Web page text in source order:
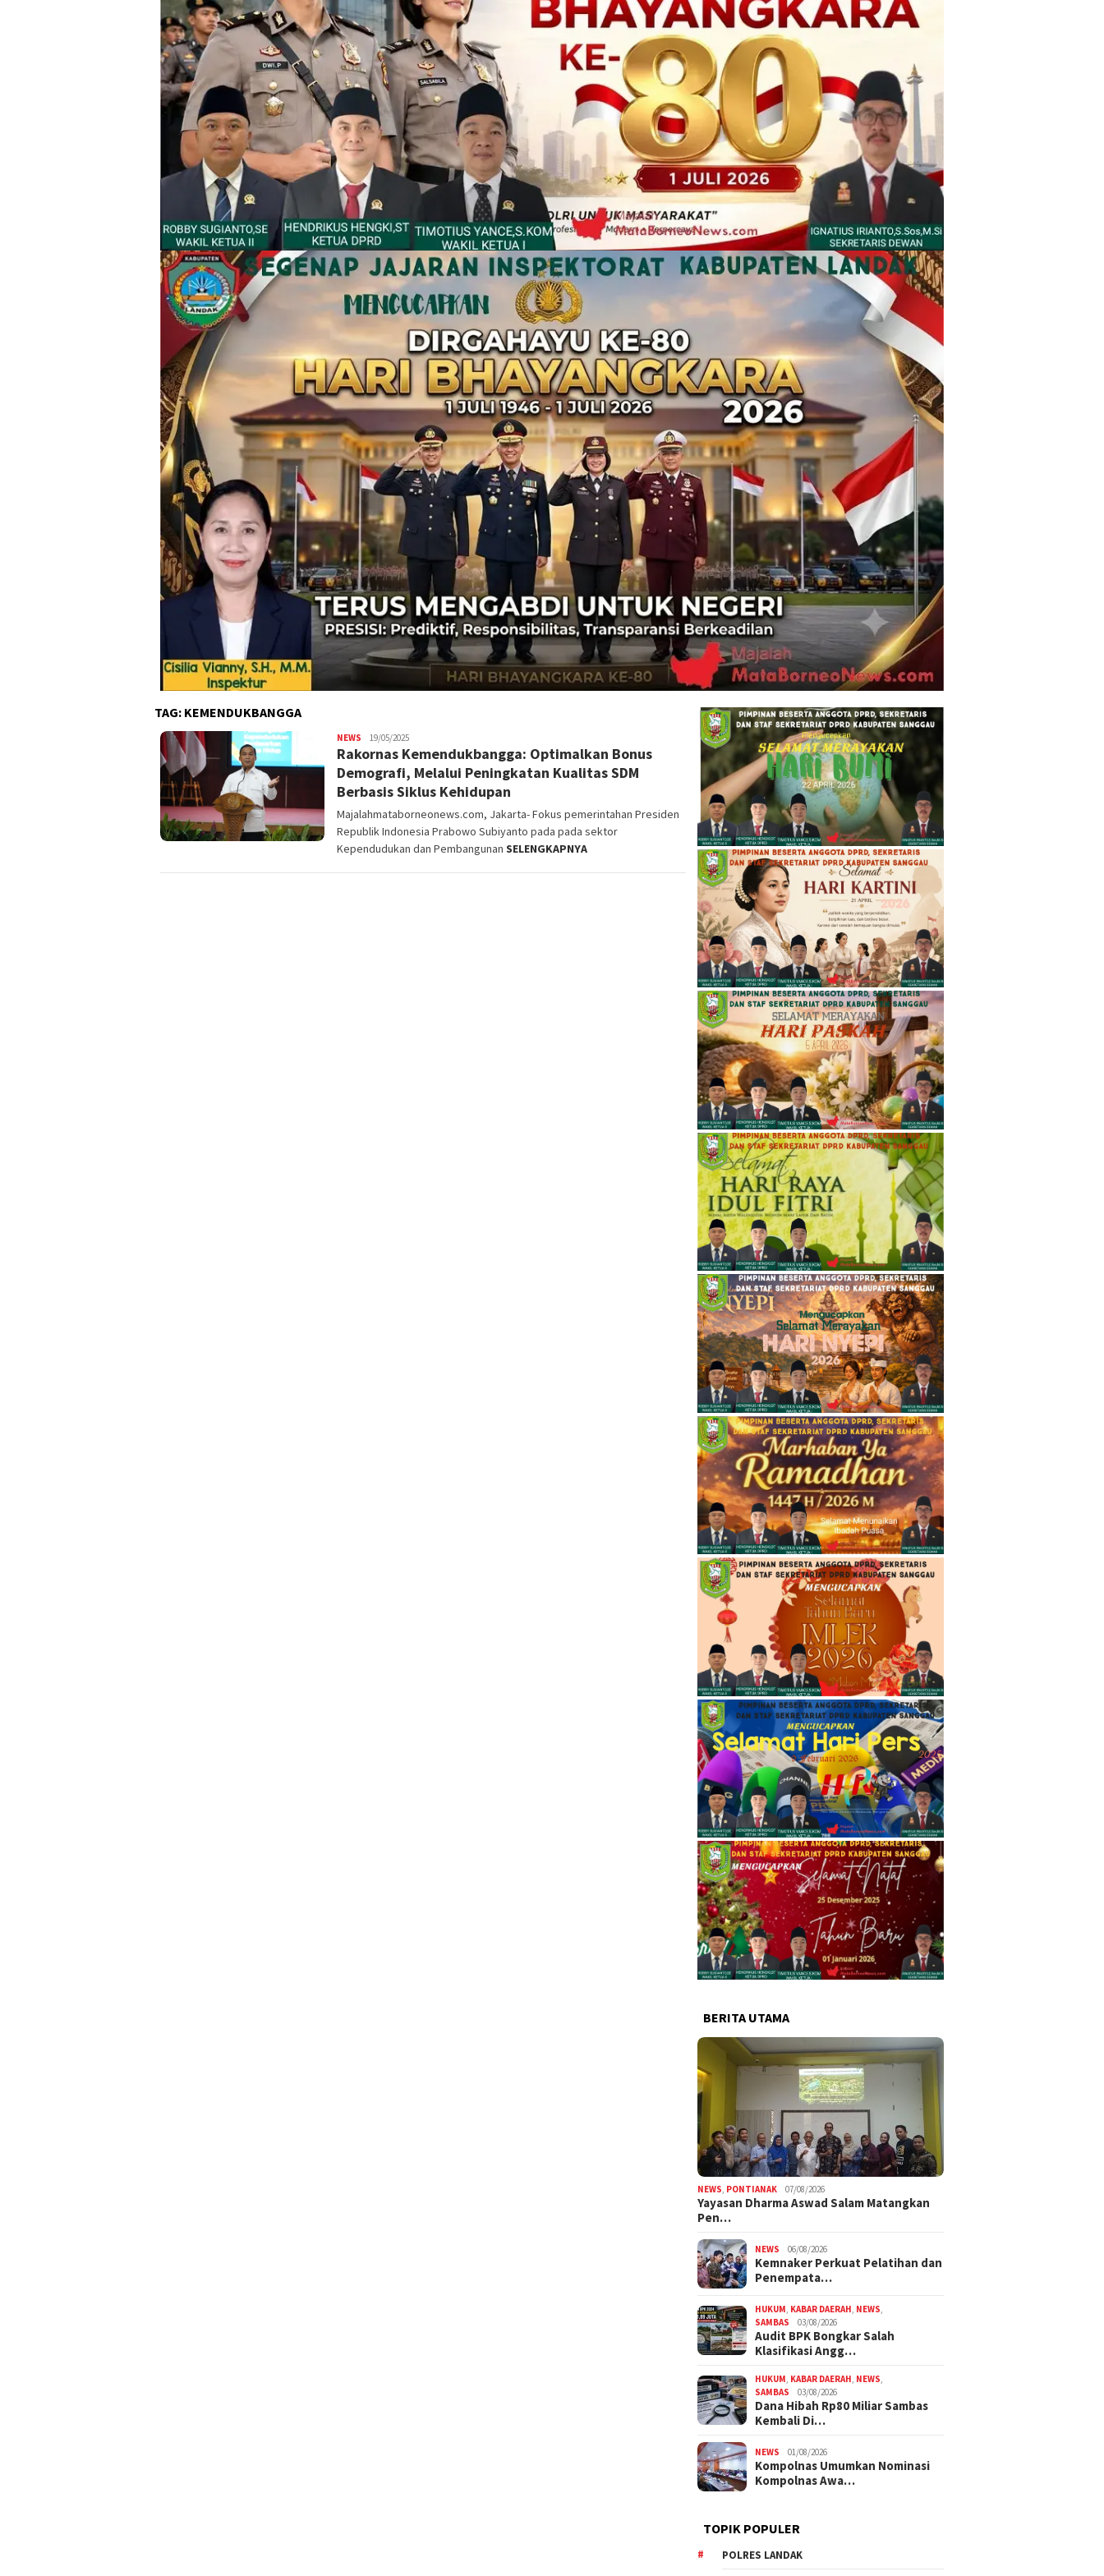
TAG: KEMENDUKBANGGA
NEWS 19/05/2025
Rakornas Kemendukbangga: Optimalkan Bonus
Demografi, Melalui Peningkatan Kualitas SDM
Berbasis Siklus Kehidupan
Majalahmataborneonews.com, Jakarta- Fokus pemerintahan Presiden
Republik Indonesia Prabowo Subiyanto pada pada sektor
Kependudukan dan Pembangunan SELENGKAPNYA
BERITA UTAMA
NEWS PONTIANAK 07/08/2026
Yayasan Dharma Aswad Salam Matangkan
Pen…
NEWS 06/08/2026
Kemnaker Perkuat Pelatihan dan
Penempata…
HUKUM KABAR DAERAH NEWS
SAMBAS
03/08/2026
Audit BPK Bongkar Salah
Klasifikasi Angg…
HUKUM KABAR DAERAH NEWS
SAMBAS
03/08/2026
Dana Hibah Rp80 Miliar Sambas
Kembali Di…
NEWS 01/08/2026
Kompolnas Umumkan Nominasi
Kompolnas Awa…
TOPIK POPULER
POLRES LANDAK